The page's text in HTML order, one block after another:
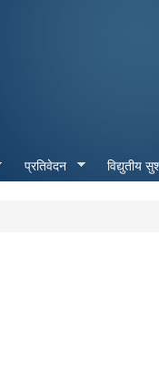
प्रतिवेदन विद्युतीय